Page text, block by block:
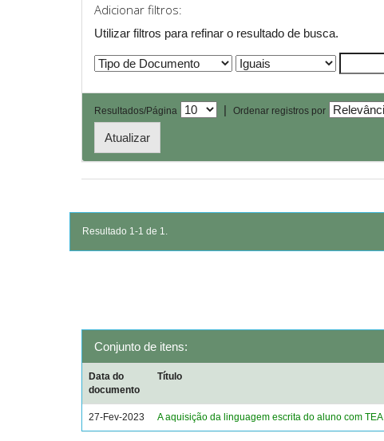
Adicionar filtros:
Utilizar filtros para refinar o resultado de busca.
Resultados/Página | Ordenar registros por
Resultado 1-1 de 1.
Conjunto de itens:
Data do
documento
Título
27-Fev-2023 A aquisição da linguagem escrita do aluno com TEA